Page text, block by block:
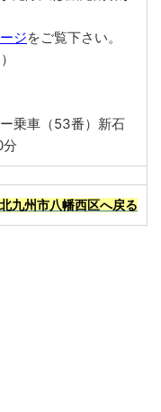
ジをご覧下さい。
乗車（53番）新石
九州市八幡西区へ戻る